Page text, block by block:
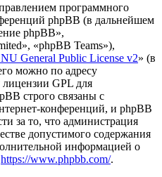
программного
phpBB (в дальнейшем
phpBB»,
«phpBB Teams»),
General Public License v2» (в
можно по адресу
GPL для
строго связаны с
конференций, и phpBB
за то, что администрация
допустимого содержания
информацией о
https://www.phpbb.com/.